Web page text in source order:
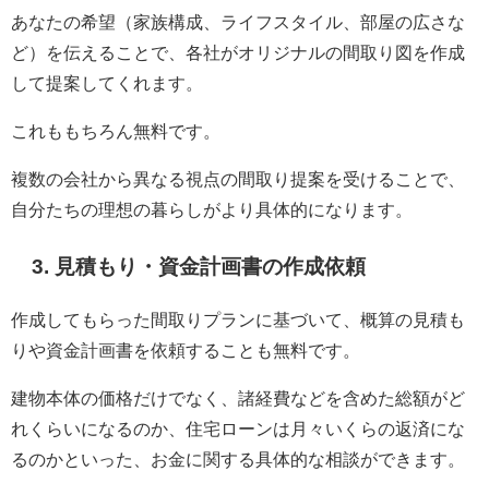
あなたの希望（家族構成、ライフスタイル、部屋の広さな
ど）を伝えることで、各社がオリジナルの間取り図を作成
して提案してくれます。
これももちろん無料です。
複数の会社から異なる視点の間取り提案を受けることで、
自分たちの理想の暮らしがより具体的になります。
3. 見積もり・資金計画書の作成依頼
作成してもらった間取りプランに基づいて、概算の見積も
りや資金計画書を依頼することも無料です。
建物本体の価格だけでなく、諸経費などを含めた総額がど
れくらいになるのか、住宅ローンは月々いくらの返済にな
るのかといった、お金に関する具体的な相談ができます。